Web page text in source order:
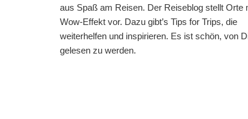
aus Spaß am Reisen. Der Reiseblog stellt Orte
Wow-Effekt vor. Dazu gibt’s Tips for Trips, die
weiterhelfen und inspirieren. Es ist schön, von
gelesen zu werden.